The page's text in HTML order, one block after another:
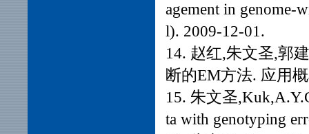
agement in genome-
l). 2009-12-01.
14. 赵红,朱文圣,郭
断的EM方法. 应用
15. 朱文圣
ta with genotyping